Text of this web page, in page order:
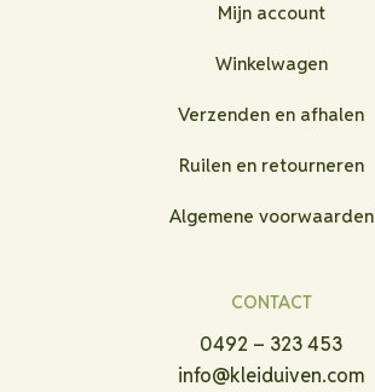
Mijn account
Winkelwagen
Verzenden en afhalen
Ruilen en retourneren
Algemene voorwaarden
CONTACT
0492 – 323 453
info@kleiduiven.com